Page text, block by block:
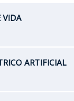
VIDA
ARTIFICIAL